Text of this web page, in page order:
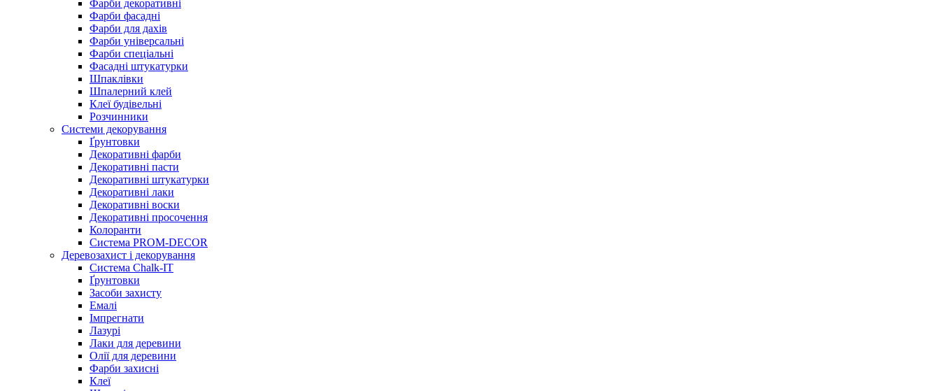
Фарби декоративні
Фарби фасадні
Фарби для дахів
Фарби універсальні
Фарби спеціальні
Фасадні штукатурки
Шпаклівки
Шпалерний клей
Клеї будівельні
Розчинники
Системи декорування
Ґрунтовки
Декоративні фарби
Декоративні пасти
Декоративні штукатурки
Декоративні лаки
Декоративні воски
Декоративні просочення
Колоранти
Система PROM-DECOR
Деревозахист і декорування
Система Chalk-IT
Ґрунтовки
Засоби захисту
Емалі
Імпрегнати
Лазурі
Лаки для деревини
Олії для деревини
Фарби захисні
Клеї